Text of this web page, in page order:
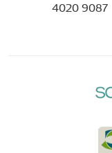
4020 9087